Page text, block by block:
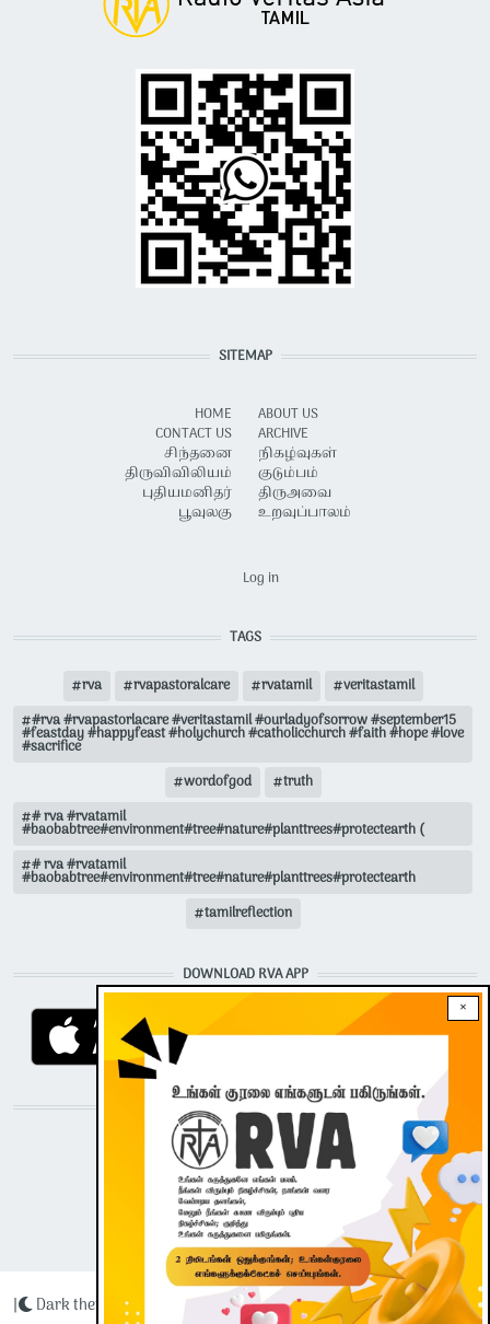
×
SITEMAP
HOME
CONTACT US
சிந்தனை
திருவிவிலியம்
புதியமனிதர்
பூவுலகு
ABOUT US
ARCHIVE
நிகழ்வுகள்
குடும்பம்
திருஅவை
உறவுப்பாலம்
Log in
TAGS
rva rvapastoralcare rvatamil
veritastamil
#rva #rvapastorlacare #veritastamil #ourladyofsorrow #september15
#feastday #happyfeast #holychurch #catholicchurch #faith #hope #love
#sacrifice
wordofgod
truth
# rva #rvatamil
#baobabtree#environment#tree#nature#planttrees#protectearth (
# rva #rvatamil
#baobabtree#environment#tree#nature#planttrees#protectearth
tamilreflection
DOWNLOAD RVA APP
STAY CONNECTED WITH US!
| Dark theme